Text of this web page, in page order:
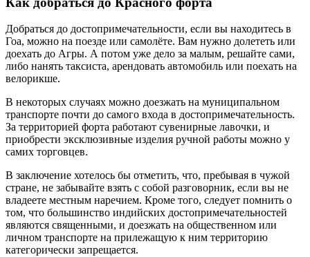
Добраться до достопримечательности, если вы находитесь в
Гоа, можно на поезде или самолёте. Вам нужно долететь или
доехать до Агры. А потом уже дело за малым, решайте сами,
либо нанять таксиста, арендовать автомобиль или поехать на
велорикше.
В некоторых случаях можно доезжать на муниципальном
транспорте почти до самого входа в достопримечательность.
За территорией форта работают сувенирные лавочки, и
приобрести эксклюзивные изделия ручной работы можно у
самих торговцев.
В заключение хотелось бы отметить, что, пребывая в чужой
стране, не забывайте взять с собой разговорник, если вы не
владеете местным наречием. Кроме того, следует помнить о
том, что большинство индийских достопримечательностей
являются священными, и доезжать на общественном или
личном транспорте на прилежащую к ним территорию
категорически запрещается.